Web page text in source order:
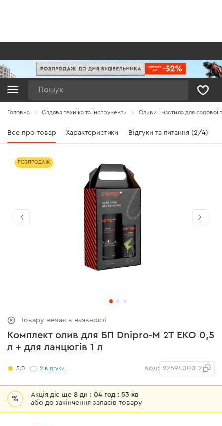
Головна Садова техніка та інструменти Оливи і мастила для садової
Все про товар Характеристики Відгуки та питання (2/4)
Комплект олив для БП Dnipro-M 2Т ЕКО 0,5
л + для ланцюгів 1 л
5.0 2 відгуки Код: 22694000-2
% Акція діє ще8 дн : 04 год : 53 хв
або до закінчення запасів товару
Товару немає в наявності
РОЗПРОДАЖ